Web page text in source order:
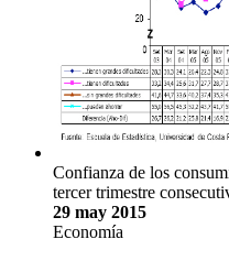
Confianza de los
tercer trimestre
29 may 2015
Economía